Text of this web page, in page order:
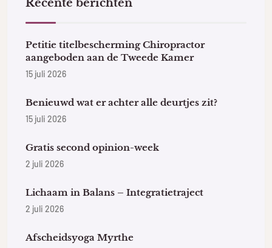
Recente berichten
Petitie titelbescherming Chiropractor
aangeboden aan de Tweede Kamer
15 juli 2026
Benieuwd wat er achter alle deurtjes zit?
15 juli 2026
Gratis second opinion-week
2 juli 2026
Lichaam in Balans – Integratietraject
2 juli 2026
Afscheidsyoga Myrthe